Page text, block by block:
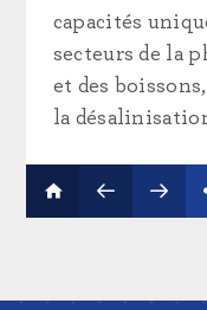
capacités
secteurs de la
et des
la